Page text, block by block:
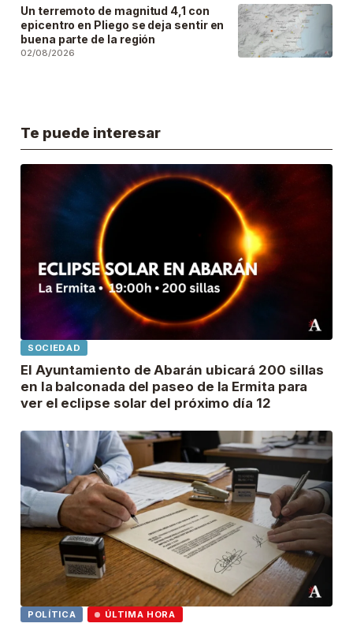
Un terremoto de magnitud 4,1 con
epicentro en Pliego se deja sentir en
buena parte de la región
02/08/2026
Te puede interesar
SOCIEDAD
El Ayuntamiento de Abarán ubicará 200 sillas
en la balconada del paseo de la Ermita para
ver el eclipse solar del próximo día 12
POLÍTICA ÚLTIMA HORA